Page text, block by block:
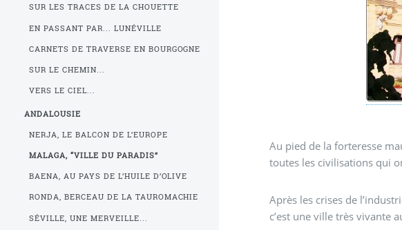
Au pied de la forteresse
toutes les civilisations qui
Après les crises de
c’est une ville très vivante
SUR LES TRACES DE LA CHOUETTE
EN PASSANT PAR... LUNÉVILLE
CARNETS DE TRAVERSE EN BOURGOGNE
SUR LE CHEMIN...
VERS LE CIEL...
ANDALOUSIE
NERJA, LE BALCON DE L’EUROPE
MALAGA, “VILLE DU PARADIS”
BAENA, AU PAYS DE L’HUILE D’OLIVE
RONDA, BERCEAU DE LA TAUROMACHIE
SÉVILLE, UNE MERVEILLE...